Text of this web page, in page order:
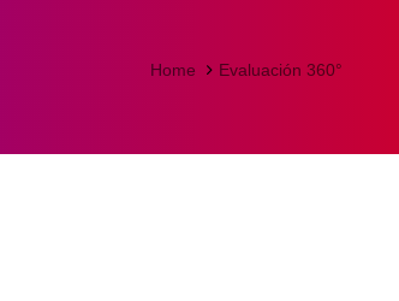
Home Evaluación 360°